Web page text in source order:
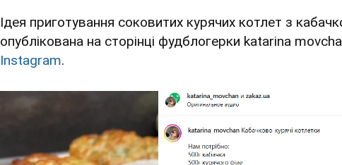
Ідея приготування соковитих курячих котлет з
опублікована на сторінці фудблогерки katarina
Instagram.